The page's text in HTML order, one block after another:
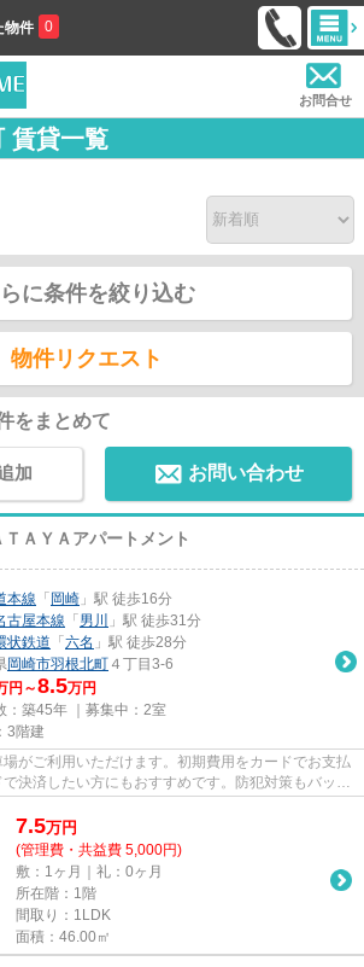
物件 0
お問合せ
賃貸一覧
に条件を絞り込む
物件リクエスト
をまとめて
加 お問い合わせ
ＴＡＹＡアパートメント
本線 「 岡崎 」駅 徒歩16分
古屋本線 「 男川
」駅 徒歩31分
状鉄道 「 六名 」駅 徒歩28分
岡崎市羽根北町 ４丁目3-6
円～8.5万円
：築45年 ｜募集中： 2室
3階建
がご利用いただけます。初期費用をカードでお支払
決済したい方にもおすすめです。防犯対策もバッチ
7.5万円
(管理費・共益費 5,000円)
敷：1ヶ月｜礼：0ヶ月
所在階：1階
間取り：1LDK
面積：46.00㎡